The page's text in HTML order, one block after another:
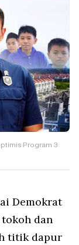
Program 3
Demokrat
dan
titik dapur